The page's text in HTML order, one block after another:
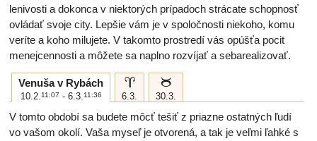
lenivosti a dokonca v niektorých prípadoch strácate schopnosť
ovládať svoje city. Lepšie vám je v spoločnosti niekoho, komu
veríte a koho milujete. V takomto prostredí vás opúšťa pocit
menejcennosti a môžete sa naplno rozvíjať a sebarealizovať.
Venuša v Rybách
10.2.11:07 - 6.3.11:36
a
6.3.
b
30.3.
V tomto období sa budete môcť tešiť z priazne ostatných ľudí
vo vašom okolí. Vaša myseľ je otvorená, a tak je veľmi ľahké s